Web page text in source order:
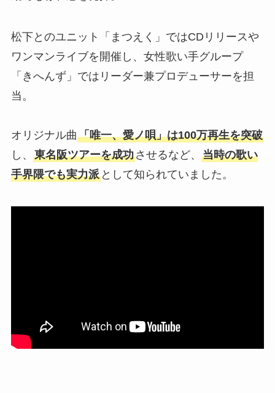
松下とのユニット「まつえく」ではCDリリースや
ワンマンライブを開催し、女性歌い手グループ
「きへんず」ではリーダー兼プロデューサーを担
当。
オリジナル曲「唯一、愛ノ唄」は100万再生を突破
し、 東名阪ツアーを成功させるなど、 当時の歌い
手界隈でも実力派として知られていました。